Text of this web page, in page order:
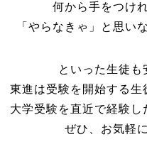
何から手をつけ
「やらなきゃ」と思い
といった生徒も
東進は受験を開始する生
大学受験を直近で経験し
ぜひ、お気軽